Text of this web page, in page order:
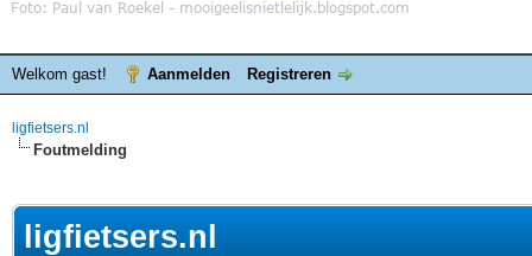
Welkom gast! Aanmelden Registreren
ligfietsers.nl
Foutmelding
ligfietsers.nl